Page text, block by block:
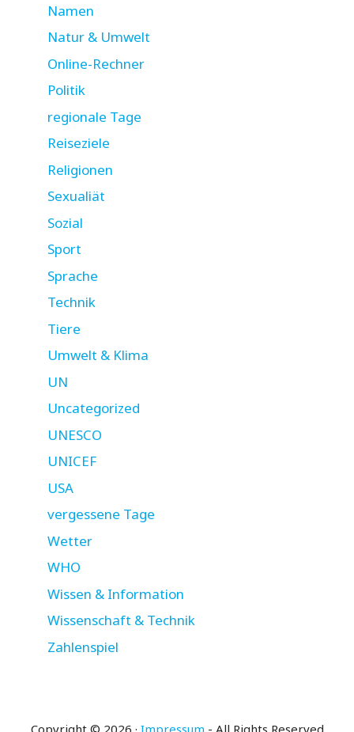
Namen
Natur & Umwelt
Online-Rechner
Politik
regionale Tage
Reiseziele
Religionen
Sexualiät
Sozial
Sport
Sprache
Technik
Tiere
Umwelt & Klima
UN
Uncategorized
UNESCO
UNICEF
USA
vergessene Tage
Wetter
WHO
Wissen & Information
Wissenschaft & Technik
Zahlenspiel
Copyright © 2026 · Impressum - All Rights Reserved